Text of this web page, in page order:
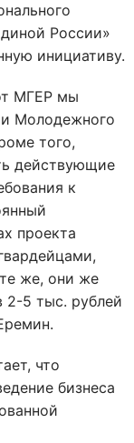
России»
инициативу.
МГЕР мы
Молодежного
того,
действующие
к
проекта
же, они же
2-5 тыс. рублей
что
бизнеса